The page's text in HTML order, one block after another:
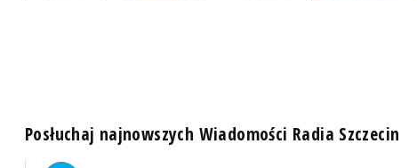
Posłuchaj najnowszych Wiadomości Radia Szczecin